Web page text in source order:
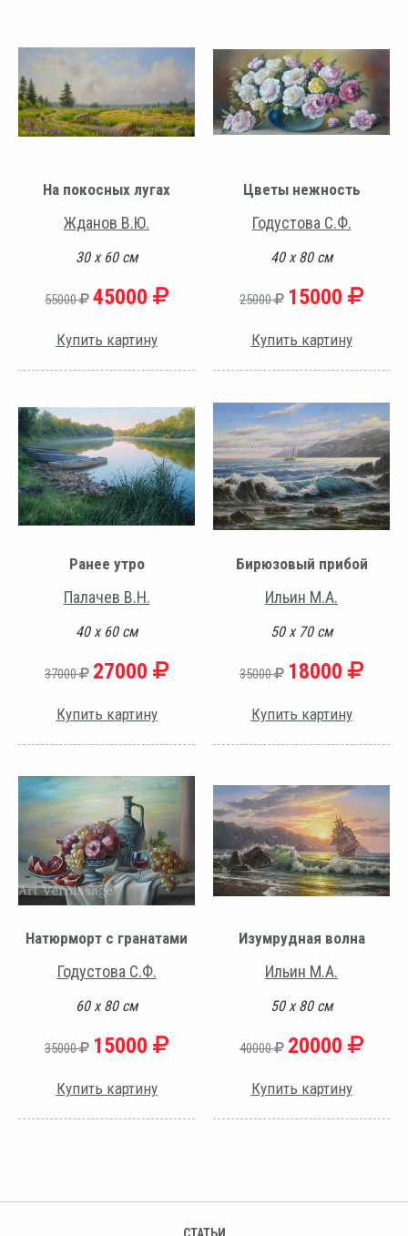
На покосных лугах
Жданов В.Ю.
30 х 60 см
55000 45000
Купить картину
Цветы нежность
Годустова С.Ф.
40 х 80 см
25000 15000
Купить картину
Ранее утро
Палачев В.Н.
40 х 60 см
37000 27000
Купить картину
Бирюзовый прибой
Ильин М.А.
50 х 70 см
35000 18000
Купить картину
Натюрморт с гранатами
Годустова С.Ф.
60 х 80 см
35000 15000
Купить картину
Изумрудная волна
Ильин М.А.
50 х 80 см
40000 20000
Купить картину